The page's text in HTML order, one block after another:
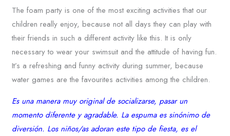
The foam party is one of the most exciting activities that our
children really enjoy, because not all days they can play with
their friends in such a different activity like this. It is only
necessary to wear your swimsuit and the attitude of having fun.
It’s a refreshing and funny activity during summer, because
water games are the favourites activities among the children.
Es una manera muy original de socializarse, pasar un
momento diferente y agradable. La espuma es sinónimo de
diversión. Los niños/as adoran este tipo de fiesta, es el